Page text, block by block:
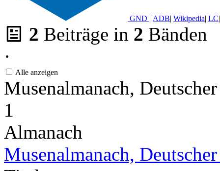
GND | ADB| Wikipedia| LC|
2 Beiträge in 2 Bänden
·
Alle anzeigen
Musenalmanach,
1
Almanach
Musenalmanach,